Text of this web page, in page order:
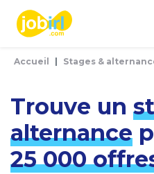
Accueil Stages &
Trouve un
alternance
25 000
Panneau de gestion des